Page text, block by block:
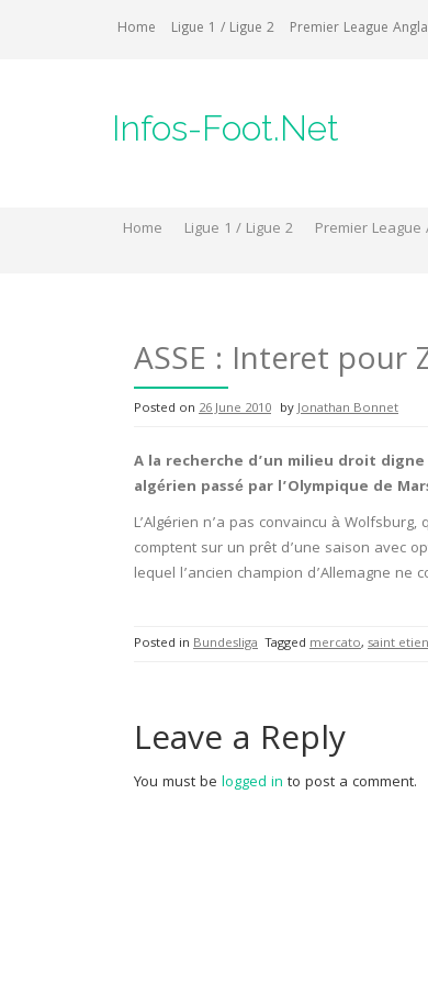
Home Ligue 1 / Ligue 2 Premier League
Infos-Foot.Net
Home Ligue 1 / Ligue 2 Premier League
ASSE : Interet pour
Posted on 26 June 2010 byJonathan Bonnet
A la recherche d’un milieu droit
algérien passé par l’Olympique de
L’Algérien n’a pas convaincu à
comptent sur un prêt d’une saison avec
lequel l’ancien champion d’Allemagne ne
Posted in Bundesliga Tagged mercato, saint
Leave a Reply
You must be logged in to post a comment.